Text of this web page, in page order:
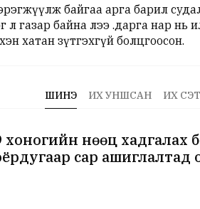
байгаа арга барил
газар байна лээ .дарга нар нь
хатан зүтгэхгүй болцгоосон.
ШИНЭ ИХ УНШСАН ИХ
хоногийн нөөц хадгалах
сар ашиглалтад